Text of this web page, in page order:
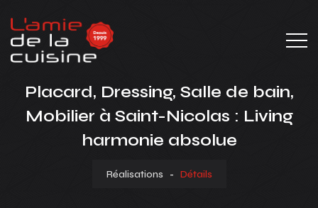
Placard, Dressing, Salle de bain,
Mobilier à Saint-Nicolas : Living
harmonie absolue
Réalisations - Détails